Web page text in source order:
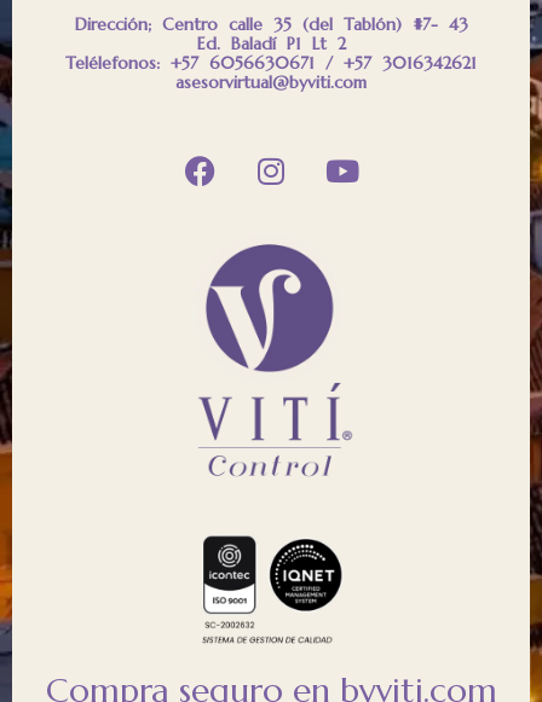
Dirección; Centro calle 35 (del Tablón) #7- 43
Ed. Baladí P1 Lt 2
Telélefonos: +57 6056630671 / +57 3016342621
asesorvirtual@byviti.com
Compra seguro en byviti.com